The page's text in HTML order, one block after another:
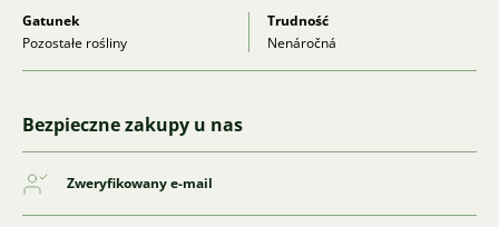
Gatunek
Pozostałe rośliny
Trudność
Nenáročná
Bezpieczne zakupy u nas
Zweryfikowany e-mail